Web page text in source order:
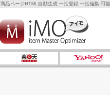
商品ページHTML自動生成 一括登録 一括編集